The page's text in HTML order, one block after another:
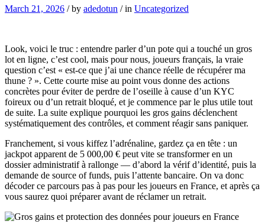
March 21, 2026 /by adedotun /in Uncategorized
Look, voici le truc : entendre parler d’un pote qui a touché un gros
lot en ligne, c’est cool, mais pour nous, joueurs français, la vraie
question c’est « est‑ce que j’ai une chance réelle de récupérer ma
thune ? ». Cette courte mise au point vous donne des actions
concrètes pour éviter de perdre de l’oseille à cause d’un KYC
foireux ou d’un retrait bloqué, et je commence par le plus utile tout
de suite. La suite explique pourquoi les gros gains déclenchent
systématiquement des contrôles, et comment réagir sans paniquer.
Franchement, si vous kiffez l’adrénaline, gardez ça en tête : un
jackpot apparent de 5 000,00 € peut vite se transformer en un
dossier administratif à rallonge — d’abord la vérif d’identité, puis la
demande de source of funds, puis l’attente bancaire. On va donc
décoder ce parcours pas à pas pour les joueurs en France, et après ça
vous saurez quoi préparer avant de réclamer un retrait.